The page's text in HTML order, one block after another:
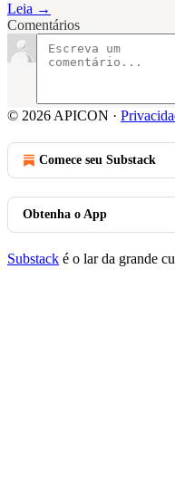
Leia →
Comentários
© 2026 APICON ·
Comece seu Substack
Obtenha o App
Substack é o lar da grande